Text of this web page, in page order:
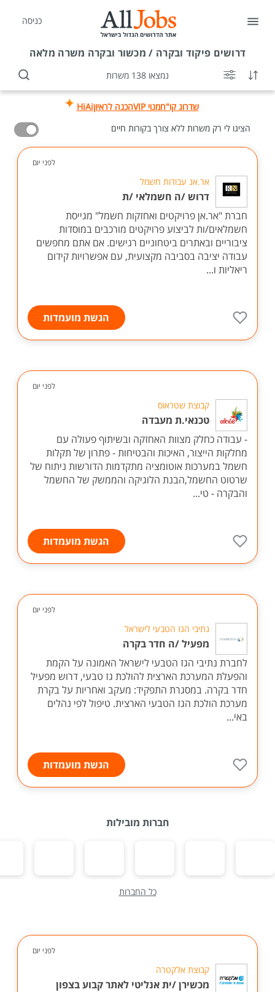
כניסה
דרושים פיקוד ובקרה / מכשור ובקרה משרה מלאה
נמצאו 138 משרות
שדרוג קו"חמנוי VIP הכנה לראיוןHiAi
הציגו לי רק משרות ללא צורך בקורות חיים
לפני יום
אר.אנ עבודות חשמל
דרוש /ה חשמלאי /ת
חברת "אר.אן פרויקטים ואחזקות חשמל" מגייסת
חשמלאים/ות לביצוע פרויקטים מורכבים במוסדות
ציבוריים ובאתרים ביטחוניים רגישים. אם אתם מחפשים
עבודה יציבה בסביבה מקצועית, עם אפשרויות קידום
ריאליות ו...
הגשת מועמדות
לפני יום
קבוצת שטראוס
טכנאי.ת מעבדה
- עבודה כחלק מצוות האחזקה ובשיתוף פעולה עם
מחלקות הייצור, האיכות והבטיחות - פתרון של תקלות
חשמל במערכות אוטומציה מתקדמות הדורשות ניתוח של
שרטוט החשמל,הבנת הלוגיקה והממשק של החשמל
והבקרה - טי...
הגשת מועמדות
לפני יום
נתיבי הגז הטבעי לישראל
מפעיל /ה חדר בקרה
לחברת נתיבי הגז הטבעי לישראל האמונה על הקמת
והפעלת המערכת הארצית להולכת גז טבעי, דרוש מפעיל
חדר בקרה. במסגרת התפקיד: מעקב ואחריות על בקרת
מערכת הולכת הגז הטבעי הארצית. טיפול לפי נהלים
באי...
הגשת מועמדות
חברות מובילות
כל החברות
לפני יום
קבוצת אלקטרה
מכשירן /ית אנליטי לאתר קבוע בצפון